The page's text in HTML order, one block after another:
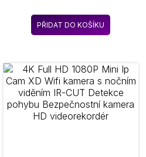
3,5-6,5
PŘIDAT DO KOŠÍKU